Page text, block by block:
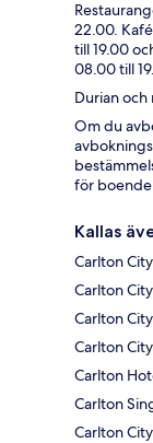
22.00.
till 19.00
08.00 till
Durian
Om du
för
Kallas
Carlton City
Carlton
Carlton
Carlton
Carlton
Carlton
Carlton